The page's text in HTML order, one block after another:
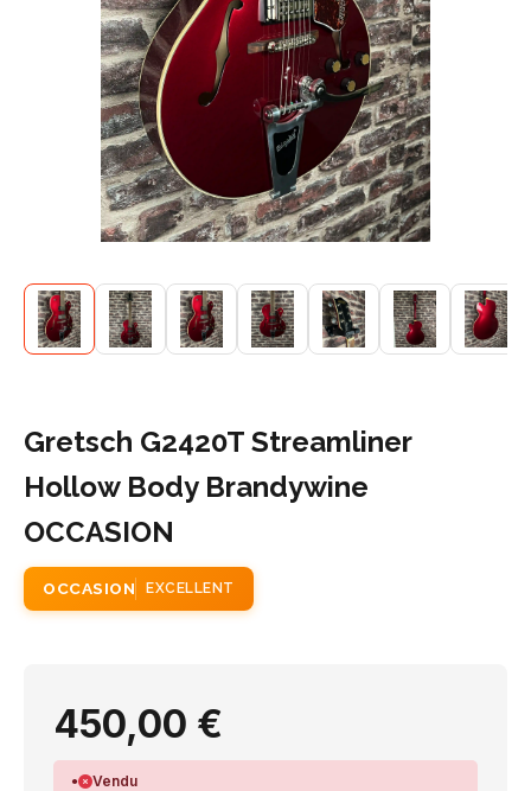
Gretsch G2420T Streamliner
Hollow Body Brandywine
OCCASION
OCCASION EXCELLENT
450,00 €
Vendu